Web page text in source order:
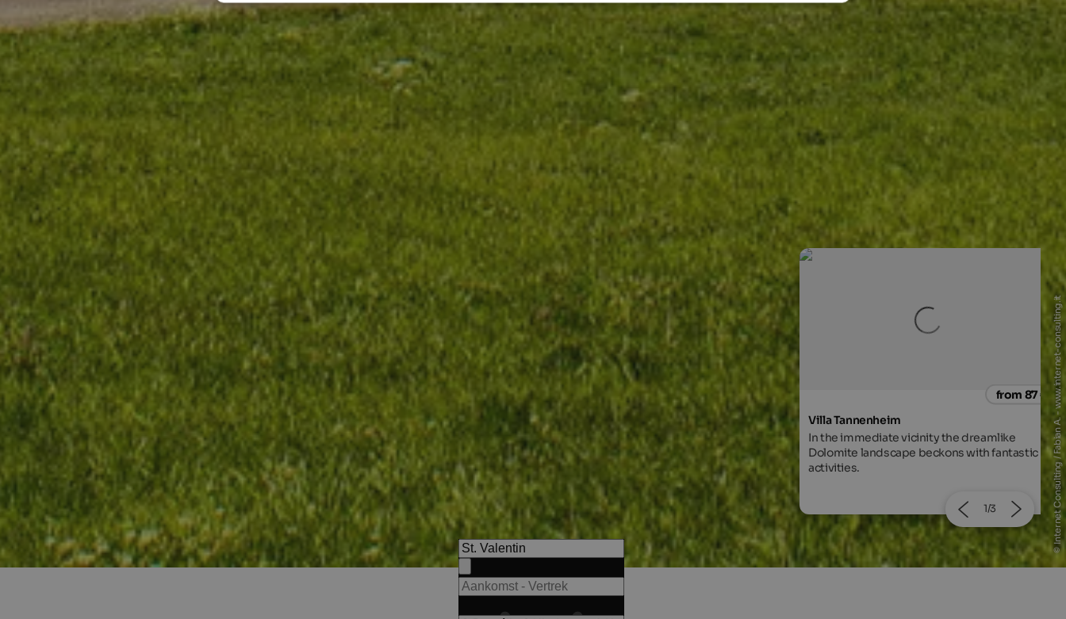
from 87 €
Villa Tannenheim
In the immediate vicinity the dreamlike
Dolomite landscape beckons with fantastic
activities.
from 105
Hotel Enzian
Golf & Bike partner hotel in a central
position, wellness area with indoor pool
various saunas.
2/3 © Internet Consulting / Fabian A. - www.internet-consulting.it